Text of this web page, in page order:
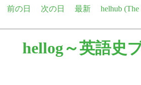
前の日 次の日 最新
helhub
hellog～英語史